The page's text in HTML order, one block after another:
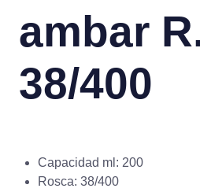
ambar
38/400
Capacidad ml: 200
Rosca: 38/400